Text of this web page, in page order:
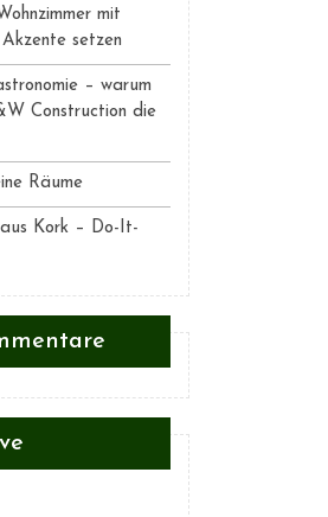
mit
setzen
– warum
Construction die
Räume
Kork – Do-It-